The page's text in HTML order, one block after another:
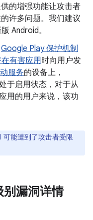
的增强功能让攻击者
许多问题。我们建议
Android。
Google Play 保护机制
有害应用时向用户发
服务的设备上，
于启用状态，对于从
用的用户来说，该功
可能遭到了攻击者受限
漏洞详情